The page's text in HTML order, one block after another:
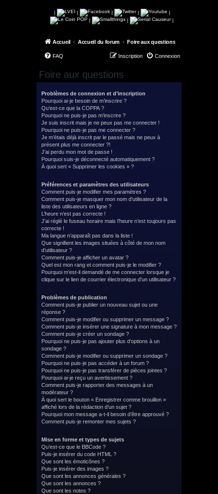
| | | |
|
|
| |
Accueil Accueil du forum Foire aux questions
FAQ Connexion
Inscription
Foire aux questions
Problèmes de connexion et d’inscription
Pourquoi ai-je besoin de m’inscrire ?
Qu’est-ce que la COPPA ?
Pourquoi ne puis-je pas m’inscrire ?
Je suis inscrit mais je ne peux pas me connecter !
Pourquoi ne puis-je pas me connecter ?
Je m’étais déjà inscrit par le passé mais ne peux à
présent plus me connecter ?!
J’ai perdu mon mot de passe !
Pourquoi suis-je déconnecté automatiquement ?
À quoi sert « Supprimer les cookies » ?
Préférences et paramètres des utilisateurs
Comment puis-je modifier mes paramètres ?
Comment puis-je masquer mon nom d’utilisateur de la
liste des utilisateurs en ligne ?
L’heure n’est pas correcte !
J’ai réglé le fuseau horaire mais l’heure n’est toujours pas
correcte !
Ma langue n’apparaît pas dans la liste !
Que signifient les images situées à côté de mon nom
d’utilisateur ?
Comment puis-je afficher un avatar ?
Quel est mon rang et comment puis-je le modifier ?
Pourquoi m’est-il demandé de me connecter lorsque je
clique sur le lien de courrier électronique d’un utilisateur ?
Problèmes de publication
Comment puis-je publier un nouveau sujet ou une
réponse ?
Comment puis-je modifier ou supprimer un message ?
Comment puis-je insérer une signature à mon message ?
Comment puis-je créer un sondage ?
Pourquoi ne puis-je pas ajouter plus d’options à un
sondage ?
Comment puis-je modifier ou supprimer un sondage ?
Pourquoi ne puis-je pas accéder à un forum ?
Pourquoi ne puis-je pas transférer de pièces jointes ?
Pourquoi ai-je reçu un avertissement ?
Comment puis-je rapporter des messages à un
modérateur ?
À quoi sert le bouton « Enregistrer comme brouillon »
affiché lors de la rédaction d’un sujet ?
Pourquoi mon message a-t-il besoin d’être approuvé ?
Comment puis-je remonter mes sujets ?
Mise en forme et types de sujets
Qu’est-ce que le BBCode ?
Puis-je insérer du code HTML ?
Que sont les émoticônes ?
Puis-je insérer des images ?
Que sont les annonces générales ?
Que sont les annonces ?
Que sont les notes ?